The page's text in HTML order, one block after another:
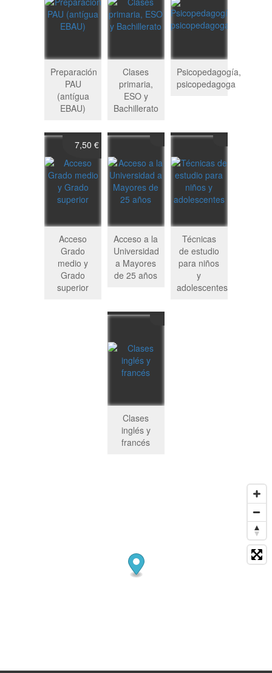
Preparación
PAU
(antígua
EBAU)
Clases
primaria,
ESO y
Bachillerato
Psicopedagogía,
psicopedagoga
7,50 €
Acceso
Grado
medio y
Grado
superior
Acceso a la
Universidad
a Mayores
de 25 años
Técnicas
de estudio
para niños
y
adolescentes
Clases
inglés y
francés